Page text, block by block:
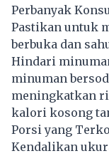
Perbanyak
Pastikan untuk
berbuka dan
Hindari
minuman
meningkatkan
kalori kosong
Porsi yang
Kendalikan